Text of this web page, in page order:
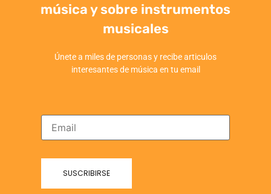
música y sobre instrumentos
musicales
Únete a miles de personas y recibe articulos
interesantes de música en tu email